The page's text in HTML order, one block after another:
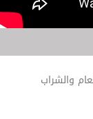
والشراب